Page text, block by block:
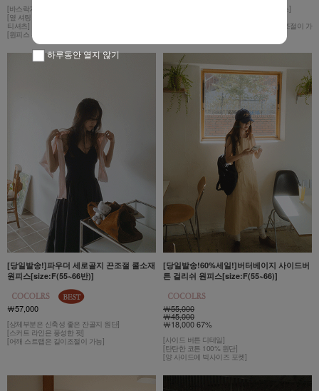
[바스락거리는 소재감의 이너 원피스]
[옆 셔링 디테일과 한쪽 어깨가 드러나는 디자인의
티셔츠]
[원피스 + 니트티셔츠 SET]
[프레쉬한 여름이 물씬 느껴지는 롱 원피스]
[플레어지는 A라인핏과 허리스트링으로 조절이 가
[당일발송!]파우더 세로골지 끈조절 쿨소재
원피스[size:F(55~66반)]
￦57,000
[상체부분은 신축성 좋은 잔골지 원단]
[스커트 라인은 풍성한 핏]
[어깨 스트랩은 길이조절이 가능]
[당일발송!60%세일!]버터베이지 사이드버
튼 걸리쉬 원피스[size:F(55~66)]
￦55,000
￦45,000
￦18,000 67%
[사이드 버튼 디테일]
[탄탄한 코튼 100% 원단]
[양 사이드에 빅사이즈 포켓]
하루동안 열지 않기